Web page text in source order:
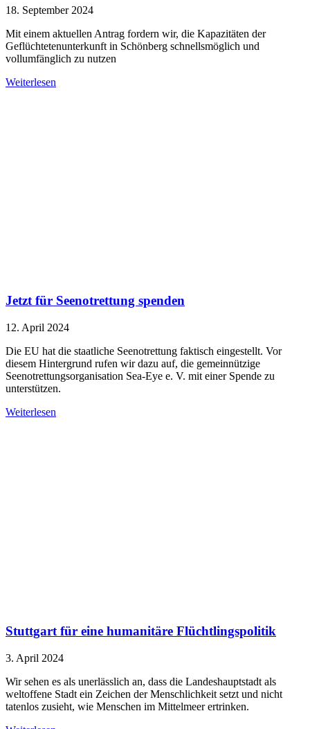
18. September 2024
Mit einem aktuellen Antrag fordern wir, die Kapazitäten der
Geflüchtetenunterkunft in Schönberg schnellsmöglich und
vollumfänglich zu nutzen
Weiterlesen
Jetzt für Seenotrettung spenden
12. April 2024
Die EU hat die staatliche Seenotrettung faktisch eingestellt. Vor
diesem Hintergrund rufen wir dazu auf, die gemeinnützige
Seenotrettungsorganisation Sea-Eye e. V. mit einer Spende zu
unterstützen.
Weiterlesen
Stuttgart für eine humanitäre Flüchtlingspolitik
3. April 2024
Wir sehen es als unerlässlich an, dass die Landeshauptstadt als
weltoffene Stadt ein Zeichen der Menschlichkeit setzt und nicht
tatenlos zusieht, wie Menschen im Mittelmeer ertrinken.